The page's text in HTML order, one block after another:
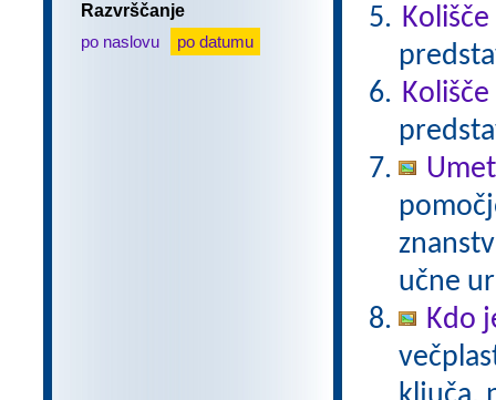
Razvrščanje
po naslovu
po datumu
učne
Kdo